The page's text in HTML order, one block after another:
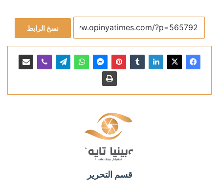
نسخ الرابط
قسم التحرير